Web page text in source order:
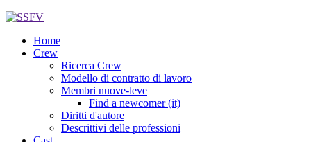
Home
Crew
Ricerca Crew
Modello di contratto di lavoro
Membri nuove-leve
Find a newcomer (it)
Diritti d'autore
Descrittivi delle professioni